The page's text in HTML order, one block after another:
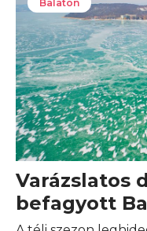
Balaton
Varázslatos
befagyott